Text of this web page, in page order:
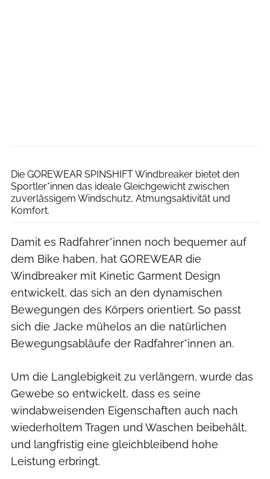
Die GOREWEAR SPINSHIFT Windbreaker bietet den
Sportler*innen das ideale Gleichgewicht zwischen
zuverlässigem Windschutz, Atmungsaktivität und
Komfort.
Damit es Radfahrer*innen noch bequemer auf
dem Bike haben, hat GOREWEAR die
Windbreaker mit Kinetic Garment Design
entwickelt, das sich an den dynamischen
Bewegungen des Körpers orientiert. So passt
sich die Jacke mühelos an die natürlichen
Bewegungsabläufe der Radfahrer*innen an.
Um die Langlebigkeit zu verlängern, wurde das
Gewebe so entwickelt, dass es seine
windabweisenden Eigenschaften auch nach
wiederholtem Tragen und Waschen beibehält,
und langfristig eine gleichbleibend hohe
Leistung erbringt.